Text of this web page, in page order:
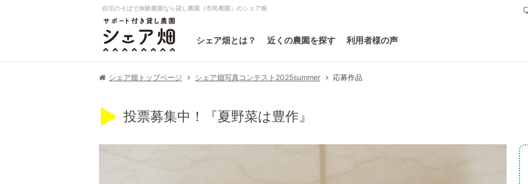
自宅のそばで体験農園なら貸し農園（市民農園）のシェア畑
シェア畑とは？ 近くの農園を探す 利用者様の声
シェア畑トップページ シェア畑写真コンテスト2025summer 応募作品
投票募集中！『夏野菜は豊作』